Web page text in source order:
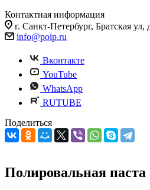
Контактная информация
г. Санкт-Петербург, Братская
info@poip.ru
Вконтакте
YouTube
WhatsApp
RUTUBE
Поделиться
Полировальная паста